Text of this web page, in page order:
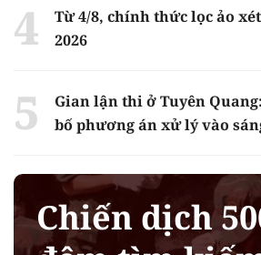
Từ 4/8, chính thức lọc ảo
2026
Gian lận thi ở Tuyên
bố phương án xử lý vào
Chiến dịch